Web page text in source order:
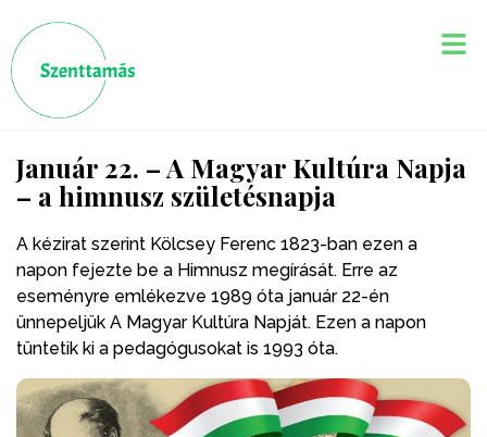
Január 22. – A Magyar Kultúra Napja
– a himnusz születésnapja
A kézirat szerint Kölcsey Ferenc 1823-ban ezen a
napon fejezte be a Himnusz megírását. Erre az
eseményre emlékezve 1989 óta január 22-én
ünnepeljük A Magyar Kultúra Napját. Ezen a napon
tüntetik ki a pedagógusokat is 1993 óta.